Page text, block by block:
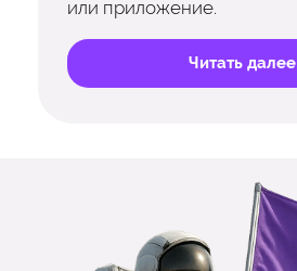
или приложение.
Читать далее